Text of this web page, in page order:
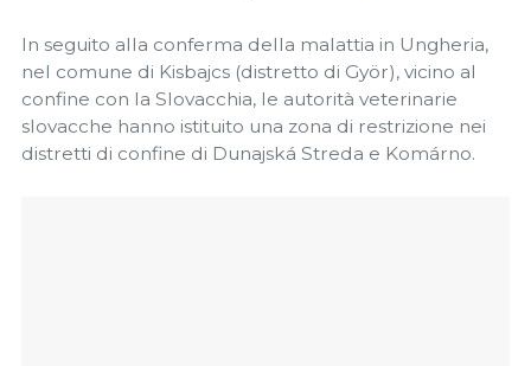
In seguito alla conferma della malattia in Ungheria,
nel comune di Kisbajcs (distretto di Györ), vicino al
confine con la Slovacchia, le autorità veterinarie
slovacche hanno istituito una zona di restrizione nei
distretti di confine di Dunajská Streda e Komárno.